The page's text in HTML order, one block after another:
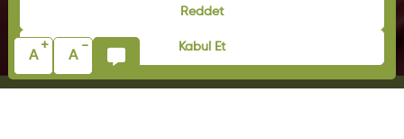
A
+
A
-
Kullanım Şartları
Reddet
Kabul Et